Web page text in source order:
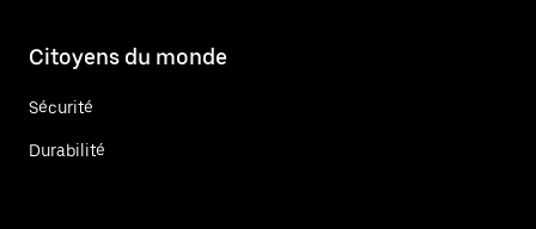
Citoyens du monde
Sécurité
Durabilité